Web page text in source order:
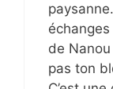
de
pas ton